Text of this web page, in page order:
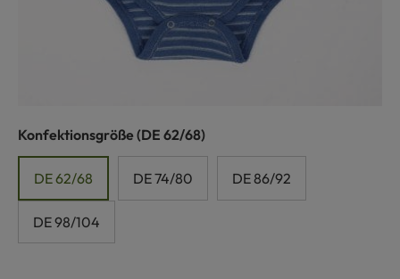
Konfektionsgröße auswählen
(DE 62/68)
DE 62/68 DE 74/80 DE 86/92
DE 98/104